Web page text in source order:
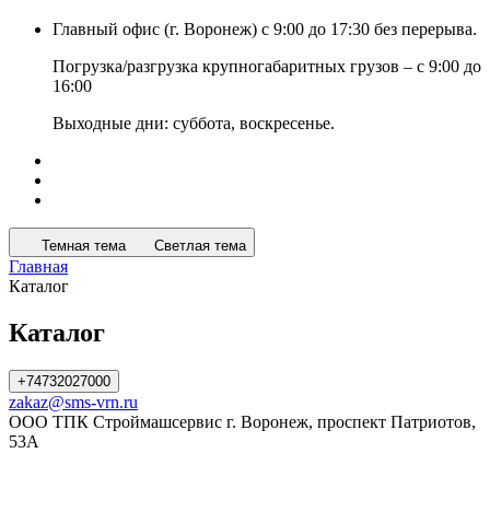
Главный офис (г. Воронеж) с 9:00 до 17:30 без перерыва.
Погрузка/разгрузка крупногабаритных грузов – с 9:00 до
16:00
Выходные дни: суббота, воскресенье.
Темная тема Светлая тема
Главная
Каталог
Каталог
Леса, вышки-туры, лестницы
Электростанции, трансформаторы
Дорожная техника
Окрасочное оборудование
Пескоструйное оборудование
Для приема-подачи бетона
Грузоподъемное оборудование
Виброоборудование
Бетоносмесители, растворосмесители
Компрессоры
Тепловое оборудование
Станки
Опалубка
Электроинструмент
Пневматическое оборудование
Насосное оборудование
Обустройство стройплощадки
Машины для отделки полов
Прогрев бетона
Сварочное оборудование
Ручной инструмент
Геодезия и связь
Садово-парковая техника
Спецодежда и средства защиты
Для монтажа и обслуживания труб
Кровельное оборудование
Стройматериалы
Запчасти
+74732027000
zakaz@sms-vrn.ru
ООО ТПК Строймашсервис г. Воронеж, проспект Патриотов,
53А